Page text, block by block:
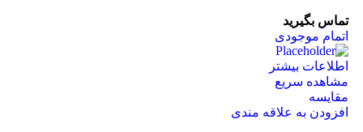
تماس بگیرید
اتمام موجودی
اطلاعات بیشتر
مشاهده سریع
مقایسه
افزودن به علاقه مندی